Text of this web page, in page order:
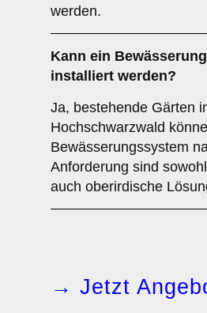
werden.
Kann ein
installiert werden?
Ja, bestehende Gärten
Hochschwarzwald
Bewässerungssystem
Anforderung sind
auch oberirdische
→ Jetzt